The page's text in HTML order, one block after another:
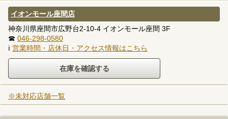
イオンモール座間店
神奈川県座間市広野台2-10-4 イオンモール座間 3F
☎ 046-298-0580
ℹ 営業時間・店休日・アクセス情報はこちら
※未対応店舗一覧